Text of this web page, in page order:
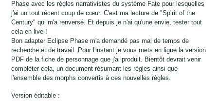
Phase avec les règles narrativistes du système Fate pour lesquelles
j'ai un tout récent coup de cœur. C'est ma lecture de "Spirit of the
Century" qui m'a renversé. Et depuis je n'ai qu'une envie, tester tout
cela en live !
Bon adapter Eclipse Phase m'a demandé pas mal de temps de
recherche et de travail. Pour l'instant je vous mets en ligne la version
PDF de la fiche de personnage que j'ai produit. Bientôt devrait venir
compléter cela, un document résumant les règles ainsi que
l'ensemble des morphs convertis à ces nouvelles règles.
Version éditable :